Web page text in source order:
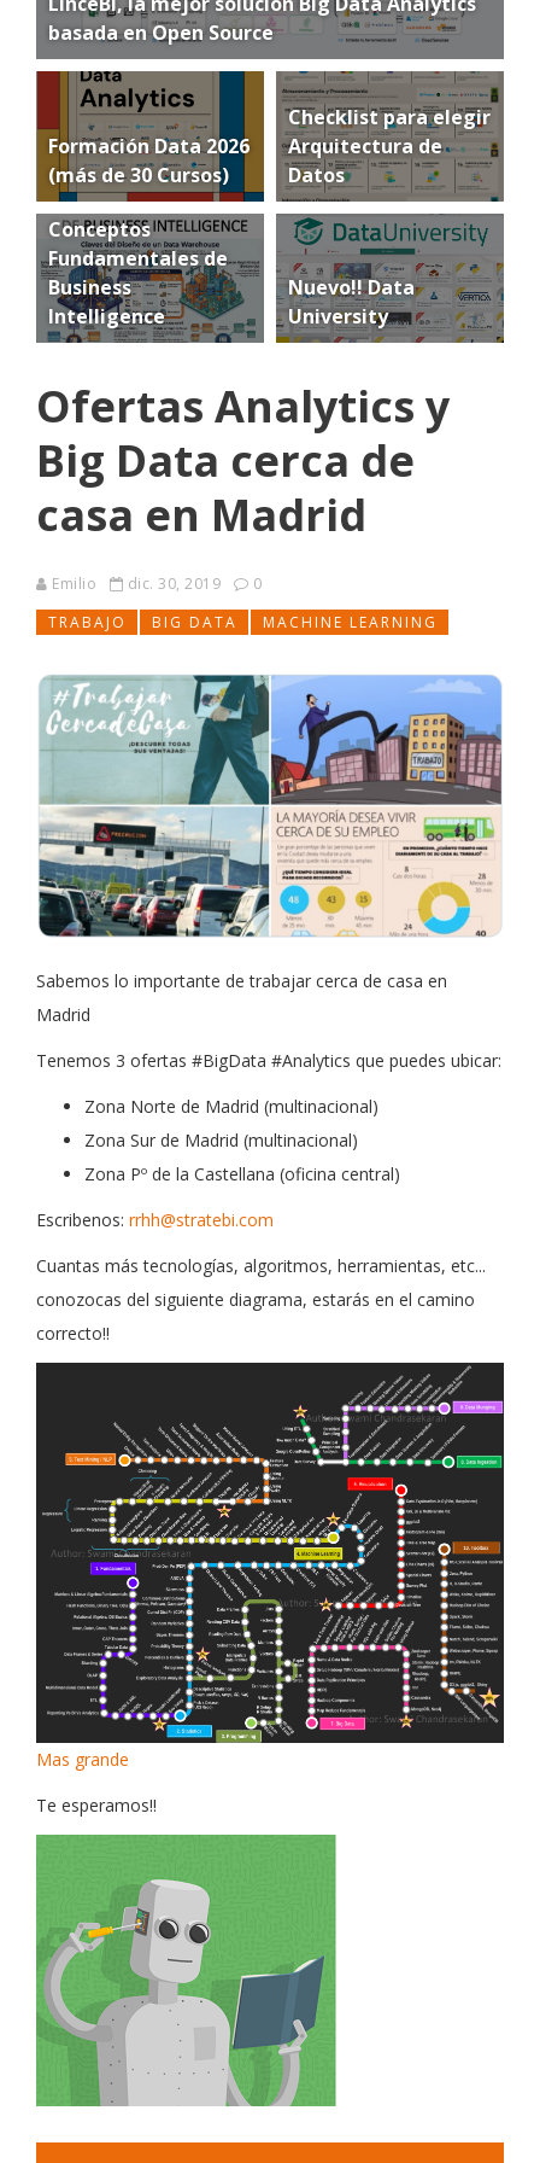
basada en Open Source
Formación Data 2026
(más de 30 Cursos)
Checklist para elegir
Arquitectura de
Datos
Conceptos
Fundamentales de
Business
Intelligence
Nuevo!! Data
University
Ofertas Analytics y
Big Data cerca de
casa en Madrid
Emilio dic. 30, 2019
0
TRABAJO
BIG DATA MACHINE LEARNING
Sabemos lo importante de trabajar cerca de casa en
Madrid
Tenemos 3 ofertas #BigData #Analytics que puedes ubicar:
Zona Norte de Madrid (multinacional)
Zona Sur de Madrid (multinacional)
Zona Pº de la Castellana (oficina central)
Escribenos: rrhh@stratebi.com
Cuantas más tecnologías, algoritmos, herramientas, etc...
conozocas del siguiente diagrama, estarás en el camino
correcto!!
Mas grande
Te esperamos!!